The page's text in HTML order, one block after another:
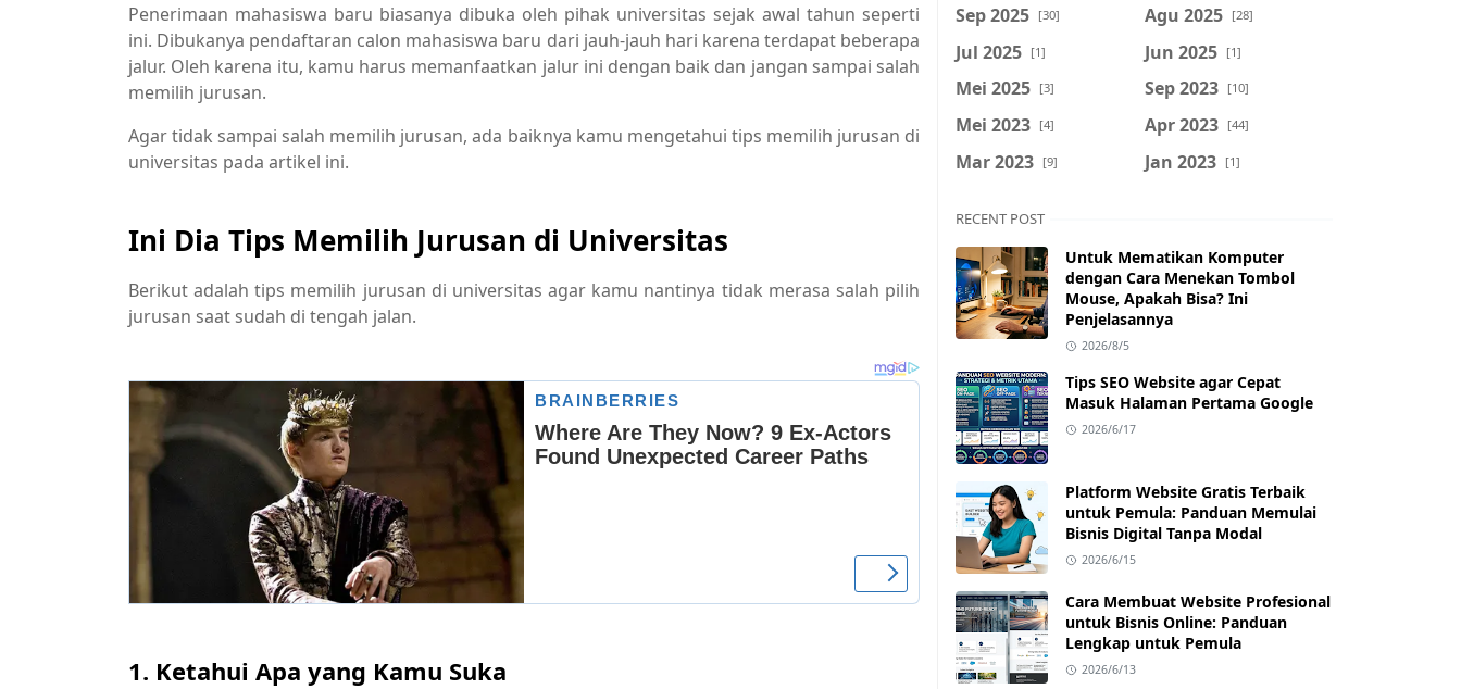
Penerimaan mahasiswa baru biasanya dibuka oleh pihak universitas sejak awal tahun seperti
ini. Dibukanya pendaftaran calon mahasiswa baru dari jauh-jauh hari karena terdapat beberapa
jalur. Oleh karena itu, kamu harus memanfaatkan jalur ini dengan baik dan jangan sampai salah
memilih jurusan.
Agar tidak sampai salah memilih jurusan, ada baiknya kamu mengetahui tips memilih jurusan di
universitas pada artikel ini.
Ini Dia Tips Memilih Jurusan di Universitas
Berikut adalah tips memilih jurusan di universitas agar kamu nantinya tidak merasa salah pilih
jurusan saat sudah di tengah jalan.
1. Ketahui Apa yang Kamu Suka
Sep 2025 [30] Agu 2025 [28]
Jul 2025 [1] Jun 2025 [1]
Mei 2025 [3] Sep 2023 [10]
Mei 2023 [4] Apr 2023 [44]
Mar 2023 [9] Jan 2023 [1]
RECENT POST
Untuk Mematikan Komputer
dengan Cara Menekan Tombol
Mouse, Apakah Bisa? Ini
Penjelasannya
2026/8/5
Tips SEO Website agar Cepat
Masuk Halaman Pertama Google
2026/6/17
Platform Website Gratis Terbaik
untuk Pemula: Panduan Memulai
Bisnis Digital Tanpa Modal
2026/6/15
Cara Membuat Website Profesional
untuk Bisnis Online: Panduan
Lengkap untuk Pemula
2026/6/13